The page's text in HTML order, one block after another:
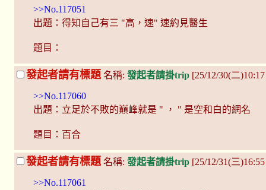
>>No.117051
出題：得知自己有三 "高，速" 速約見醫生
題目：
發起者請有標題 名稱: 發起者請掛trip [25/12/30(二
>>No.117060
出題：立足於不敗的巔峰就是 " ， " 是空和白的網名
題目：百合
發起者請有標題 名稱: 發起者請掛trip [25/12/31(三
>>No.117061